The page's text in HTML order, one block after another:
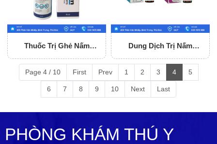
Thuốc Trị Ghẻ Nấm
Dung Dịch Trị Nấm
Page 4 / 10 First Prev 1 2 3 4 5
6 7 8 9 10 Next Last
PHÒNG KHÁM THÚ Y